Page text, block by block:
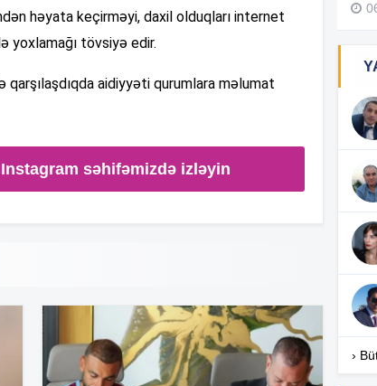
həyata keçirməyi, daxil olduqları internet
yoxlamağı tövsiyə edir.
aidiyyəti qurumlara məlumat
səhifəmizdə izləyin
29 İyul 2026, 16:21
›